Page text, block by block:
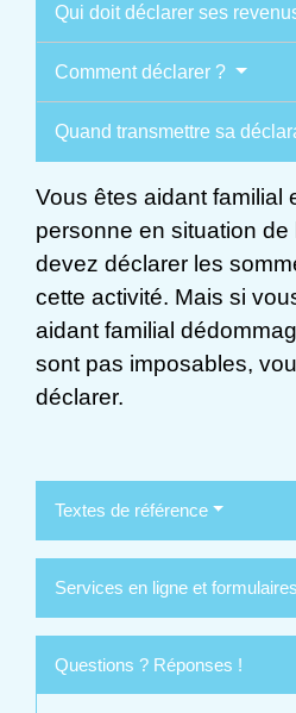
Qui doit déclarer ses
Comment déclarer ?
Quand transmettre sa
Vous êtes aidant familial
personne en situation
devez déclarer les
cette activité. Mais si
aidant familial
sont pas imposables,
déclarer.
Textes de référence
Services en ligne et formulaires
Questions ? Réponses !